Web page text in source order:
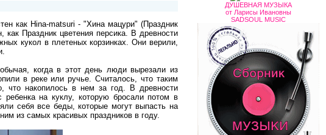
как Hina-matsuri - "Хина мацури" (Праздник
как Праздник цветения персика. В древности
кукол в плетеных корзинках. Они верили,
когда в этот день люди вырезали из
в реке или ручье. Считалось, что таким
что накопилось в нем за год. В древности
на куклу, которую бросали потом в
себя все беды, которые могут выпасть на
из самых красивых праздников в году.
ДУШЕВНАЯ МУЗЫКА
от Ларисы Ивановны
SADSOUL MUSIC